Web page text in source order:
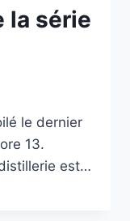
la série
le dernier
13.
est…